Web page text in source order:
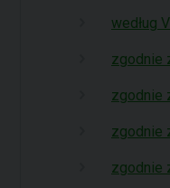
według
zgodnie
zgodnie
zgodnie
zgodnie